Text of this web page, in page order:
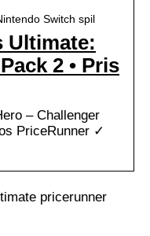
Switch spil
Ultimate:
2 • Pris
– Challenger
PriceRunner ✓
pricerunner